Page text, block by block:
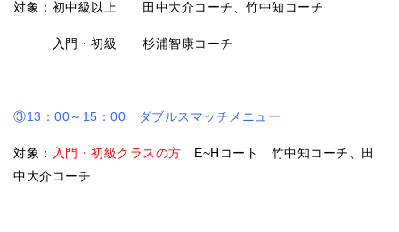
対象：初中級以上 田中大介コーチ、竹中知コーチ
入門・初級 杉浦智康コーチ
③13：00～15：00 ダブルスマッチメニュー
対象： 入門・初級クラスの方 E~Hコート 竹中知コーチ、田
中大介コーチ